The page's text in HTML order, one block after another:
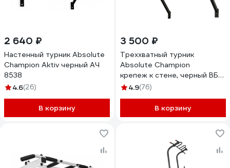
2 640 ₽
Настенный турник Absolute
Champion Aktiv черный АЧ
8538
4.6(26)
В корзину
3 500 ₽
Треххватный турник
Absolute Champion
крепеж к стене, черный ВБ
АЧ8361
4.9(76)
В корзину